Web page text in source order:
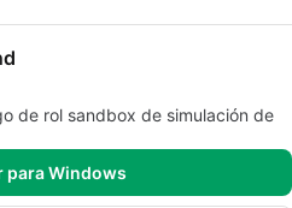
de rol sandbox de simulación de
para Windows